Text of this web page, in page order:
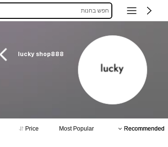
חפש בחנות
lucky shop888
Recommended
Most Popular
Price